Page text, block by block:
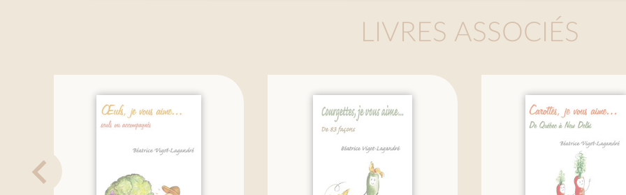
LIVRES ASSOCIÉS